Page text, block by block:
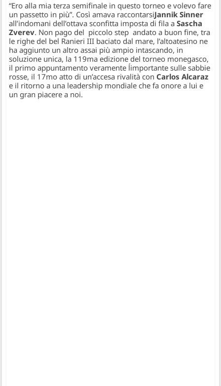
“Ero alla mia terza semifinale in questo torneo e volevo fare
un passetto in più”. Così amava raccontarsiJannik Sinner
all’indomani dell’ottava sconfitta imposta di fila aSascha
Zverev. Non pago del piccolo step andato a buon fine, tra
le righe del bel Ranieri III baciato dal mare, l’altoatesino ne
ha aggiunto un altro assai più ampio intascando, in
soluzione unica, la 119ma edizione del torneo monegasco,
il primo appuntamento veramente ĺimportante sulle sabbie
rosse, il 17mo atto di un’accesa rivalità conCarlos Alcaraz
e il ritorno a una leadership mondiale che fa onore a lui e
un gran piacere a noi.